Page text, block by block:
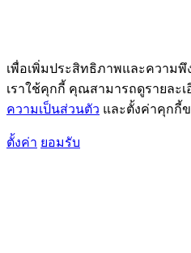
เพื่อเพิ่มประสิทธิภาพและความพึ
เราใช้คุกกี้ คุณสามารถดูรายละเ
ความเป็นส่วนตัว และตั้งค่าคุกกี้
ตั้งค่า ยอมรับ